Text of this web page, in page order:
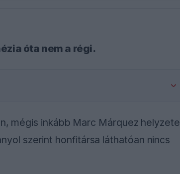
óta nem a régi.
mégis inkább Marc Márquez helyzete
szerint honfitársa láthatóan nincs